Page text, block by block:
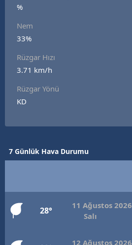
%
Nem
33%
Rüzgar Hızı
3.71 km/h
Rüzgar Yönü
KD
7 Günlük Hava Durumu
28°
11 Ağustos 2026
Salı
12 Ağustos 2026